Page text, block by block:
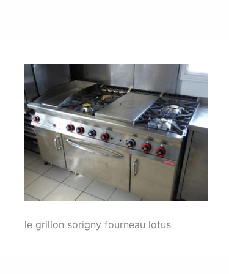
le grillon sorigny fourneau lotus